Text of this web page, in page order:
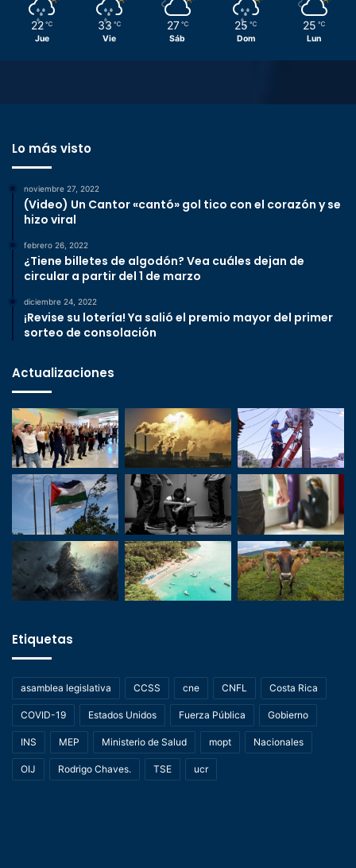
22 ℃
Jue
33 ℃
Vie
27 ℃
Sáb
25 ℃
Dom
25 ℃
Lun
Lo más visto
noviembre 27, 2022
(Video) Un Cantor «cantó» gol tico con el corazón y se
hizo viral
febrero 26, 2022
¿Tiene billetes de algodón? Vea cuáles dejan de
circular a partir del 1 de marzo
diciembre 24, 2022
¡Revise su lotería! Ya salió el premio mayor del primer
sorteo de consolación
Actualizaciones
Etiquetas
asamblea legislativa CCSS cne CNFL Costa Rica
COVID-19 Estados Unidos Fuerza Pública Gobierno
INS MEP Ministerio de Salud mopt Nacionales
OIJ Rodrigo Chaves. TSE ucr